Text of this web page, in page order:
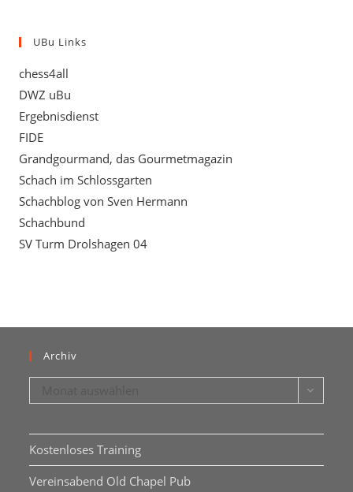
UBu Links
chess4all
DWZ uBu
Ergebnisdienst
FIDE
Grandgourmand, das Gourmetmagazin
Schach im Schlossgarten
Schachblog von Sven Hermann
Schachbund
SV Turm Drolshagen 04
Archiv
Kostenloses Training
Vereinsabend Old Chapel Pub